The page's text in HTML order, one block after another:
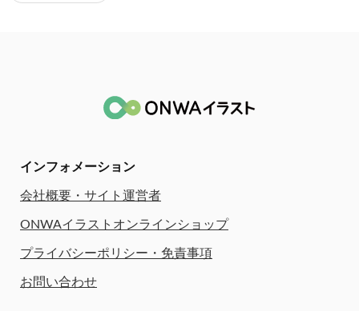
インフォメーション
会社概要・サイト運営者
ONWAイラストオンラインショップ
プライバシーポリシー・免責事項
お問い合わせ